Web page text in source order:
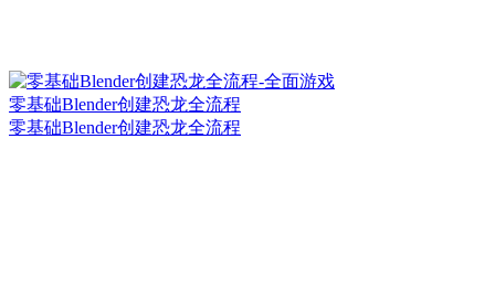
零基础Blender创建恐龙全流程
零基础Blender创建恐龙全流程